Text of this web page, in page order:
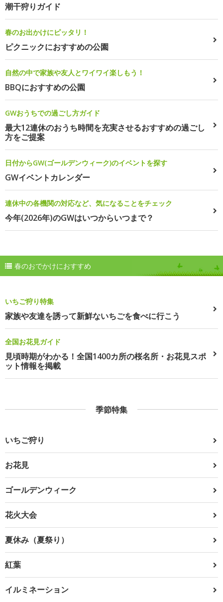
潮干狩りガイド
春のお出かけにピッタリ！
ピクニックにおすすめの公園
自然の中で家族や友人とワイワイ楽しもう！
BBQにおすすめの公園
GWおうちでの過ごし方ガイド
最大12連休のおうち時間を充実させるおすすめの過ごし
方をご提案
日付からGW(ゴールデンウィーク)のイベントを探す
GWイベントカレンダー
連休中の各機関の対応など、気になることをチェック
今年(2026年)のGWはいつからいつまで？
春のおでかけにおすすめ
いちご狩り特集
家族や友達を誘って新鮮ないちごを食べに行こう
全国お花見ガイド
見頃時期がわかる！全国1400カ所の桜名所・お花見スポ
ット情報を掲載
季節特集
いちご狩り
お花見
ゴールデンウィーク
花火大会
夏休み（夏祭り）
紅葉
イルミネーション